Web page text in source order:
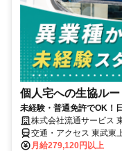
個人宅への生協ル
未経験・普通免許でOK！
株式会社流通サービス
交通・アクセス 東武東
月給279,120円以上